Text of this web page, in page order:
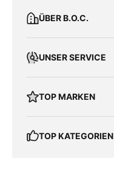
ÜBER B.O.C.
UNSER SERVICE
TOP MARKEN
TOP KATEGORIEN